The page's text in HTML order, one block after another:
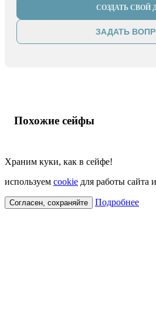
СОЗДАТЬ СВОЙ
ЗАДАТЬ
Похожие сейфы
Храним куки, как в сейфе!
используем cookie для работы сайта
Согласен, сохраняйте Подробнее